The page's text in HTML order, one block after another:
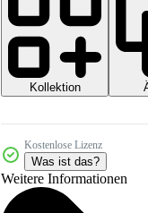
Kollektion
Kostenlose Lizenz
Was ist das?
Weitere Informationen